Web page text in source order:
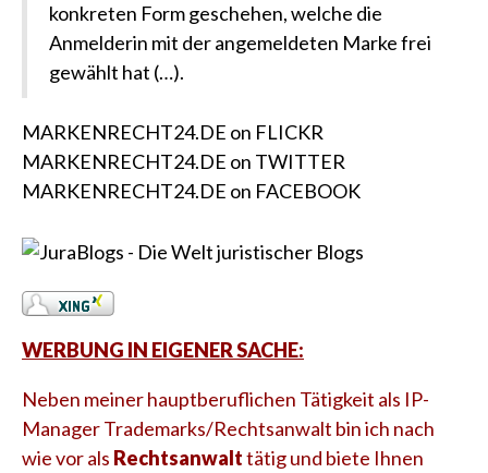
konkreten Form geschehen, welche die
Anmelderin mit der angemeldeten Marke frei
gewählt hat (…).
MARKENRECHT24.DE on FLICKR
MARKENRECHT24.DE on TWITTER
MARKENRECHT24.DE on FACEBOOK
WERBUNG IN EIGENER SACHE:
Neben meiner hauptberuflichen Tätigkeit als IP-
Manager Trademarks/Rechtsanwalt bin ich nach
wie vor als Rechtsanwalttätig und biete Ihnen